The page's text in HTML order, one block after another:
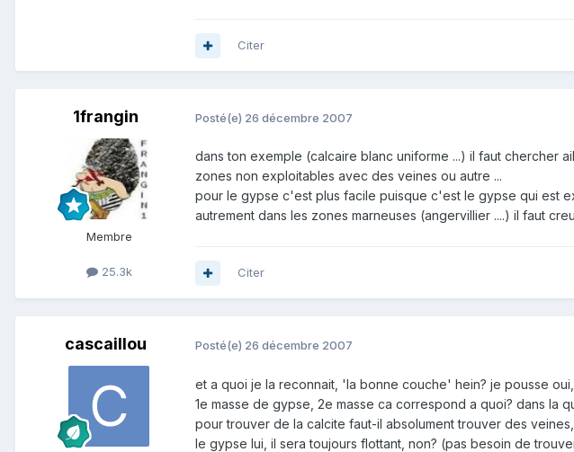
Citer
1frangin
Membre
25.3k
Posté(e) 26 décembre 2007
dans ton exemple (calcaire blanc uniforme ...) il faut chercher
zones non exploitables avec des veines ou autre ...
pour le gypse c'est plus facile puisque c'est le gypse qui est
autrement dans les zones marneuses (angervillier ....) il faut
Citer
cascaillou Posté(e) 26 décembre 2007
et a quoi je la reconnait, 'la bonne couche' hein? je pousse
1e masse de gypse, 2e masse ca correspond a quoi? dans
pour trouver de la calcite faut-il absolument trouver des
le gypse lui, il sera toujours flottant, non? (pas besoin de